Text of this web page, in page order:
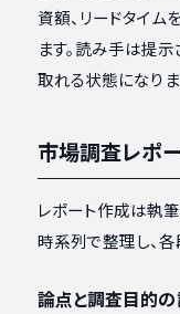
資額、リードタイ
ます。読み手は提
取れる状態になりま
市場調査レポ
レポート作成は執
時系列で整理し、
論点と調査目的